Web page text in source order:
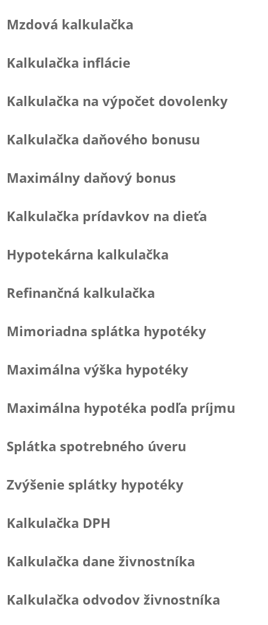
Mzdová kalkulačka
Kalkulačka inflácie
Kalkulačka na výpočet dovolenky
Kalkulačka daňového bonusu
Maximálny daňový bonus
Kalkulačka prídavkov na dieťa
Hypotekárna kalkulačka
Refinančná kalkulačka
Mimoriadna splátka hypotéky
Maximálna výška hypotéky
Maximálna hypotéka podľa príjmu
Splátka spotrebného úveru
Zvýšenie splátky hypotéky
Kalkulačka DPH
Kalkulačka dane živnostníka
Kalkulačka odvodov živnostníka